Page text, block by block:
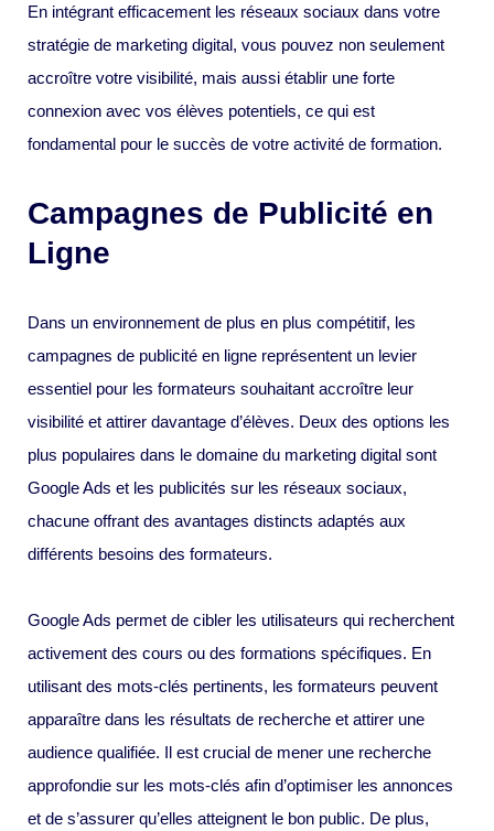
En intégrant efficacement les réseaux sociaux dans votre
stratégie de marketing digital, vous pouvez non seulement
accroître votre visibilité, mais aussi établir une forte
connexion avec vos élèves potentiels, ce qui est
fondamental pour le succès de votre activité de formation.
Campagnes de Publicité en
Ligne
Dans un environnement de plus en plus compétitif, les
campagnes de publicité en ligne représentent un levier
essentiel pour les formateurs souhaitant accroître leur
visibilité et attirer davantage d’élèves. Deux des options les
plus populaires dans le domaine du marketing digital sont
Google Ads et les publicités sur les réseaux sociaux,
chacune offrant des avantages distincts adaptés aux
différents besoins des formateurs.
Google Ads permet de cibler les utilisateurs qui recherchent
activement des cours ou des formations spécifiques. En
utilisant des mots-clés pertinents, les formateurs peuvent
apparaître dans les résultats de recherche et attirer une
audience qualifiée. Il est crucial de mener une recherche
approfondie sur les mots-clés afin d’optimiser les annonces
et de s’assurer qu’elles atteignent le bon public. De plus,